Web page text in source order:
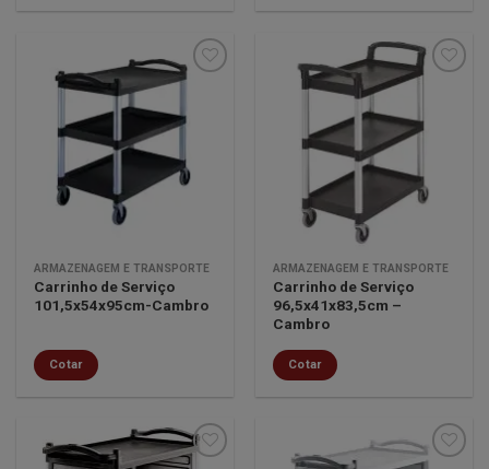
Minha
desejos
ARMAZENAGEM E TRANSPORTE
Carrinho de Serviço
101,5x54x95cm-Cambro
Cotar
Minha
lista de
ARMAZENAGEM E TRANSPORTE
Carrinho de Serviço
96,5x41x83,5cm –
Cambro
Cotar